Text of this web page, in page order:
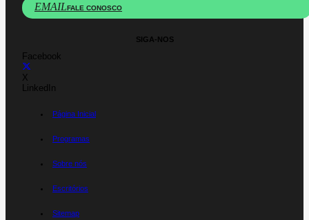
EMAIL FALE CONOSCO
SIGA-NOS
Facebook
X
LinkedIn
Página Inicial
Programas
Sobre nós
Escritórios
Sitemap